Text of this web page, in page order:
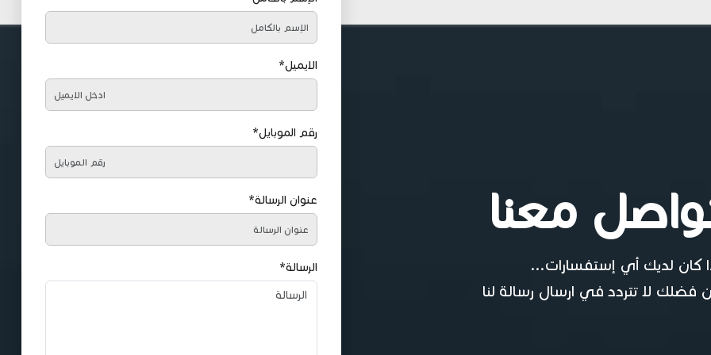
معنا
كان لديك أي إستفسارات...
فضلك لا تتردد في ارسال رسالة لنا
الايميل*
رقم الموبايل*
عنوان الرسالة*
الرسالة*